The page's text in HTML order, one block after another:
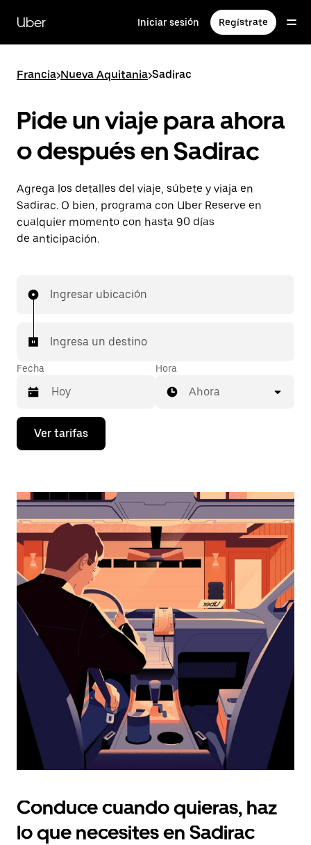
contenido
principal
Uber Iniciar sesión Regístrate
Francia>Nueva Aquitania>Sadirac
Pide un viaje para ahora
o después en Sadirac
Agrega los detalles del viaje, súbete y viaja en
Sadirac. O bien, programa con Uber Reserve en
cualquier momento con hasta 90 días
de anticipación.
Ingresar ubicación
Ingresa un destino
Fecha
Presiona
flecha
interactuar
el
calendario
selecciona
una
fecha.
Presiona
la
tecla Esc
para
calendario.
Hora
Ahora
Ver tarifas
Conduce cuando quieras, haz
lo que necesites en Sadirac